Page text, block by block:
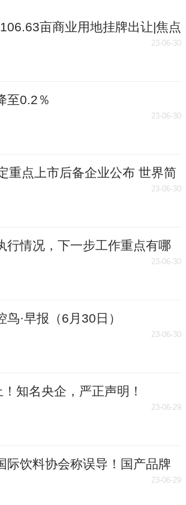
亩商业用地挂牌出让|焦点
23-06-30
至0.2％
23-06-30
重点上市后备企业公布 世界简
23-06-30
行情况，下一步工作重点有哪
23-06-30
·早报（6月30日）
23-06-30
知名央企，严正声明！
23-06-29
际饮料协会称误导！国产品牌
23-06-29